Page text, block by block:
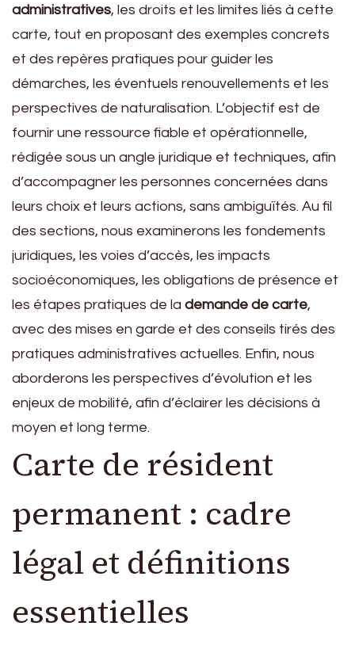
administratives, les droits et les limites liés à cette
carte, tout en proposant des exemples concrets
et des repères pratiques pour guider les
démarches, les éventuels renouvellements et les
perspectives de naturalisation. L’objectif est de
fournir une ressource fiable et opérationnelle,
rédigée sous un angle juridique et techniques, afin
d’accompagner les personnes concernées dans
leurs choix et leurs actions, sans ambiguïtés. Au fil
des sections, nous examinerons les fondements
juridiques, les voies d’accès, les impacts
socioéconomiques, les obligations de présence et
les étapes pratiques de la demande de carte,
avec des mises en garde et des conseils tirés des
pratiques administratives actuelles. Enfin, nous
aborderons les perspectives d’évolution et les
enjeux de mobilité, afin d’éclairer les décisions à
moyen et long terme.
Carte de résident
permanent : cadre
légal et définitions
essentielles